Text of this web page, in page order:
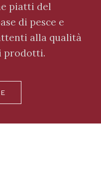
piatti del
di pesce e
alla qualità
prodotti.